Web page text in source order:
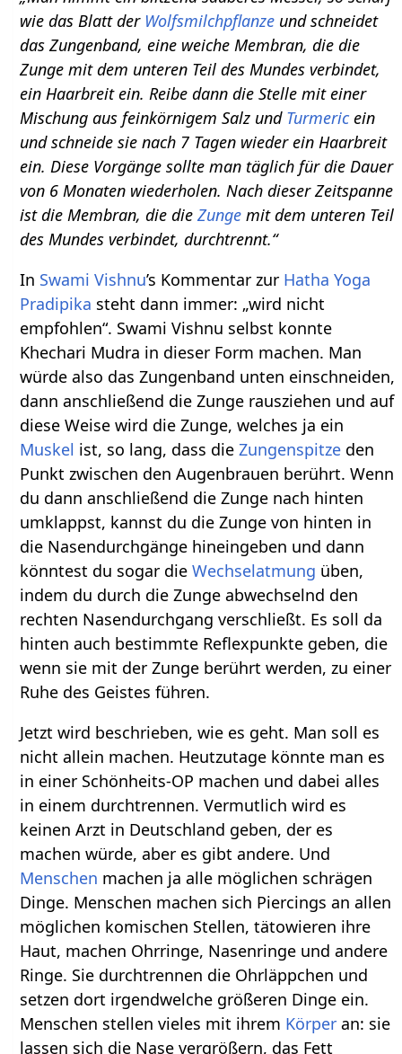
wie das Blatt der Wolfsmilchpflanze und schneidet
das Zungenband, eine weiche Membran, die die
Zunge mit dem unteren Teil des Mundes verbindet,
ein Haarbreit ein. Reibe dann die Stelle mit einer
Mischung aus feinkörnigem Salz und Turmericein
und schneide sie nach 7 Tagen wieder ein Haarbreit
ein. Diese Vorgänge sollte man täglich für die Dauer
von 6 Monaten wiederholen. Nach dieser Zeitspanne
ist die Membran, die dieZunge mit dem unteren Teil
des Mundes verbindet, durchtrennt.“
In Swami Vishnu’s Kommentar zur Hatha Yoga
Pradipika steht dann immer: „wird nicht
empfohlen“. Swami Vishnu selbst konnte
Khechari Mudra in dieser Form machen. Man
würde also das Zungenband unten einschneiden,
dann anschließend die Zunge rausziehen und auf
diese Weise wird die Zunge, welches ja ein
Muskel ist, so lang, dass dieZungenspitze den
Punkt zwischen den Augenbrauen berührt. Wenn
du dann anschließend die Zunge nach hinten
umklappst, kannst du die Zunge von hinten in
die Nasendurchgänge hineingeben und dann
könntest du sogar dieWechselatmung üben,
indem du durch die Zunge abwechselnd den
rechten Nasendurchgang verschließt. Es soll da
hinten auch bestimmte Reflexpunkte geben, die
wenn sie mit der Zunge berührt werden, zu einer
Ruhe des Geistes führen.
Jetzt wird beschrieben, wie es geht. Man soll es
nicht allein machen. Heutzutage könnte man es
in einer Schönheits-OP machen und dabei alles
in einem durchtrennen. Vermutlich wird es
keinen Arzt in Deutschland geben, der es
machen würde, aber es gibt andere. Und
Menschen machen ja alle möglichen schrägen
Dinge. Menschen machen sich Piercings an allen
möglichen komischen Stellen, tätowieren ihre
Haut, machen Ohrringe, Nasenringe und andere
Ringe. Sie durchtrennen die Ohrläppchen und
setzen dort irgendwelche größeren Dinge ein.
Menschen stellen vieles mit ihrem Körper an: sie
lassen sich die Nase vergrößern, das Fett